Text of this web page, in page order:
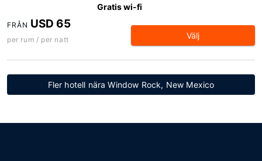
Gratis wi-fi
FRÅN USD 65
per rum / per natt Välj
Fler hotell nära Window Rock, New Mexico